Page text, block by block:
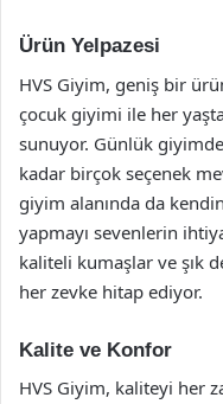
Ürün Yelpazesi
HVS Giyim, geniş bir
çocuk giyimi ile her
sunuyor. Günlük
kadar birçok seçenek
giyim alanında da
yapmayı sevenlerin
kaliteli kumaşlar ve şık
her zevke hitap ediyor.
Kalite ve Konfor
HVS Giyim, kaliteyi her